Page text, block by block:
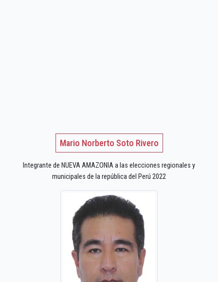
Mario Norberto Soto Rivero
Integrante de NUEVA AMAZONIA a las elecciones regionales y
municipales de la república del Perú 2022